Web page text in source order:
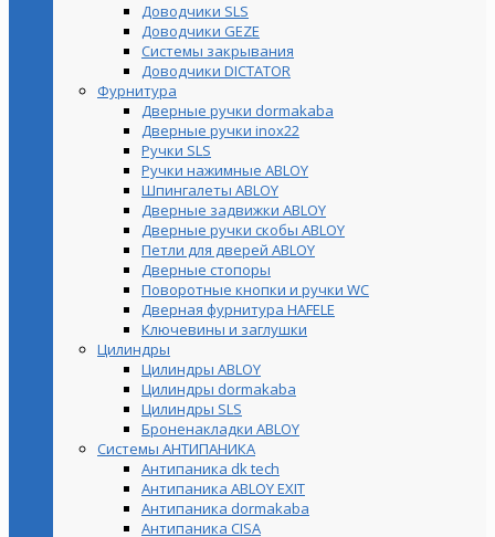
Доводчики SLS
Доводчики GEZE
Cистемы закрывания
Доводчики DICTATOR
Фурнитура
Дверные ручки dormakaba
Дверные ручки inox22
Ручки SLS
Ручки нажимные ABLOY
Шпингалеты ABLOY
Дверные задвижки ABLOY
Дверные ручки скобы ABLOY
Петли для дверей ABLOY
Дверные стопоры
Поворотные кнопки и ручки WC
Дверная фурнитура HAFELE
Ключевины и заглушки
Цилиндры
Цилиндры ABLOY
Цилиндры dormakaba
Цилиндры SLS
Броненакладки ABLOY
Системы АНТИПАНИКА
Антипаника dk tech
Антипаника ABLOY EXIT
Антипаника dormakaba
Антипаника СISA